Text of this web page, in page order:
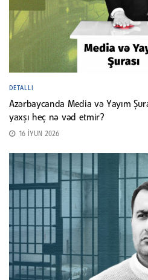
DETALLI
Azərbaycanda Media və Yayım
yaxşı heç nə vəd etmir?
16 İYUN 2026